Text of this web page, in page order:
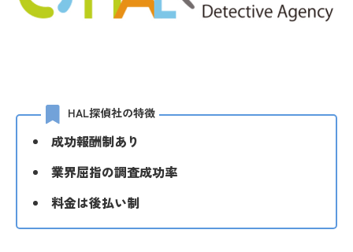
HAL探偵社の特徴
成功報酬制あり
業界屈指の調査成功率
料金は後払い制